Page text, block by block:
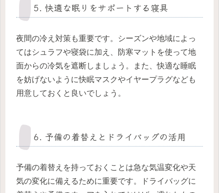
5. 快適な眠りをサポートする寝具
夜間の冷え対策も重要です。シーズンや地域によっ
てはシュラフや寝袋に加え、防寒マットを使って地
面からの冷気を遮断しましょう。また、快適な睡眠
を妨げないように快眠マスクやイヤープラグなども
用意しておくと良いでしょう。
6. 予備の着替えとドライバッグの活用
予備の着替えを持っておくことは急な気温変化や天
気の変化に備えるために重要です。ドライバッグに